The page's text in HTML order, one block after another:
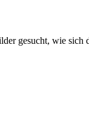
gesucht, wie sich